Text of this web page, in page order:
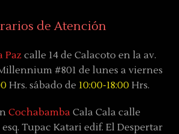
de Atención
Pazcalle 14 de Calacoto en la av.
#801 de lunes a viernes
Hrs. sábado de 10:00-18:00 Hrs.
CochabambaCala Cala calle
esq. Tupac Katari edif. El Despertar